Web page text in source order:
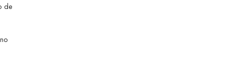
de